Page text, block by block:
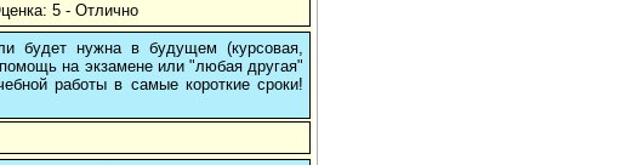
5 - Отлично
будет нужна в будущем (курсовая,
на экзамене или "любая другая"
работы в самые короткие сроки!